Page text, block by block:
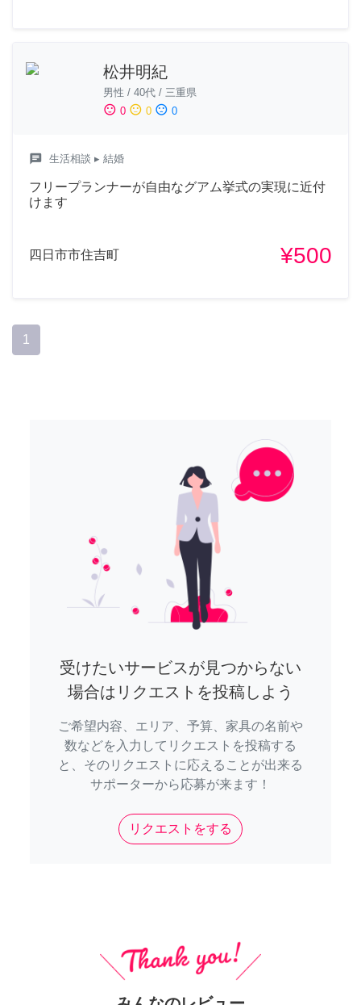
松井明紀
男性 / 40代 / 三重県
sentiment_satisfied 0 sentiment_neutral 0 sentiment_dissatisfied 0
chat 生活相談 ▸ 結婚
フリープランナーが自由なグアム挙式の実現に近付
けます
四日市市住吉町 ¥500
1
受けたいサービスが見つからない
場合はリクエストを投稿しよう
ご希望内容、エリア、予算、家具の名前や
数などを入力してリクエストを投稿する
と、そのリクエストに応えることが出来る
サポーターから応募が来ます！
リクエストをする